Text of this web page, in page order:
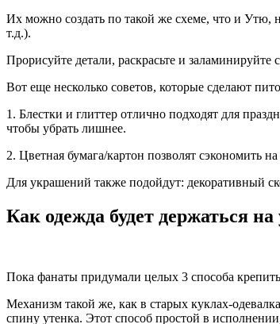
Их можно создать по такой же схеме, что и Утю,
т.д.).
Прорисуйте детали, раскрасьте и
Вот еще несколько советов, которые сделают
1. Блестки и глиттер отлично подходят для
чтобы убрать лишнее.
2. Цветная бумага/картон позволят сэкономить
Для украшений также подойдут: декоративный
Как одежда будет держаться
Пока фанаты придумали целых 3 способа
Механизм такой же, как в старых куклах-
спину утенка. Этот способ простой в